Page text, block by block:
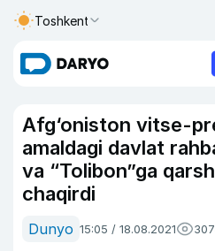
Toshkent
Afg‘oniston vitse-
amaldagi davlat
va “Tolibon”ga
chaqirdi
Dunyo 15:05 / 18.08.2021